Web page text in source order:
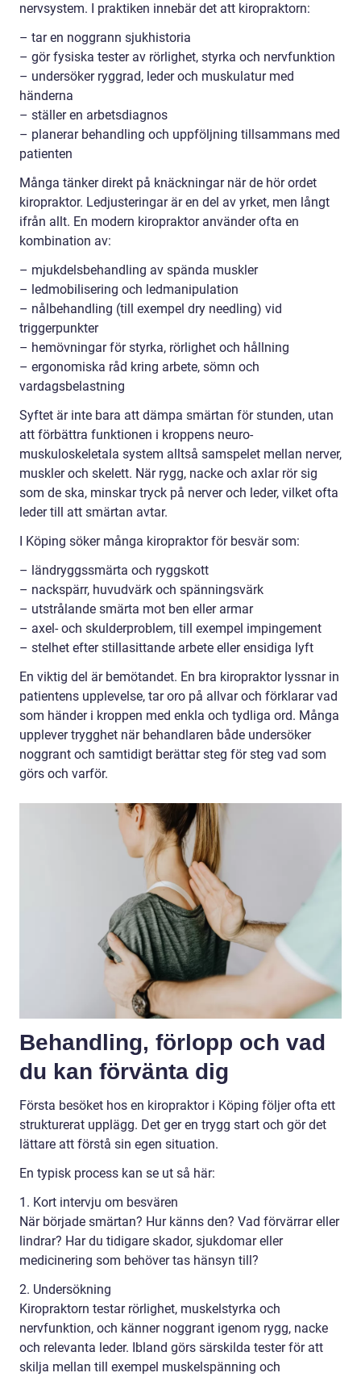
nervsystem. I praktiken innebär det att kiropraktorn:
– tar en noggrann sjukhistoria
– gör fysiska tester av rörlighet, styrka och nervfunktion
– undersöker ryggrad, leder och muskulatur med
händerna
– ställer en arbetsdiagnos
– planerar behandling och uppföljning tillsammans med
patienten
Många tänker direkt på knäckningar när de hör ordet
kiropraktor. Ledjusteringar är en del av yrket, men långt
ifrån allt. En modern kiropraktor använder ofta en
kombination av:
– mjukdelsbehandling av spända muskler
– ledmobilisering och ledmanipulation
– nålbehandling (till exempel dry needling) vid
triggerpunkter
– hemövningar för styrka, rörlighet och hållning
– ergonomiska råd kring arbete, sömn och
vardagsbelastning
Syftet är inte bara att dämpa smärtan för stunden, utan
att förbättra funktionen i kroppens neuro-
muskuloskeletala system alltså samspelet mellan nerver,
muskler och skelett. När rygg, nacke och axlar rör sig
som de ska, minskar tryck på nerver och leder, vilket ofta
leder till att smärtan avtar.
I Köping söker många kiropraktor för besvär som:
– ländryggssmärta och ryggskott
– nackspärr, huvudvärk och spänningsvärk
– utstrålande smärta mot ben eller armar
– axel- och skulderproblem, till exempel impingement
– stelhet efter stillasittande arbete eller ensidiga lyft
En viktig del är bemötandet. En bra kiropraktor lyssnar in
patientens upplevelse, tar oro på allvar och förklarar vad
som händer i kroppen med enkla och tydliga ord. Många
upplever trygghet när behandlaren både undersöker
noggrant och samtidigt berättar steg för steg vad som
görs och varför.
Behandling, förlopp och vad
du kan förvänta dig
Första besöket hos en kiropraktor i Köping följer ofta ett
strukturerat upplägg. Det ger en trygg start och gör det
lättare att förstå sin egen situation.
En typisk process kan se ut så här:
1. Kort intervju om besvären
När började smärtan? Hur känns den? Vad förvärrar eller
lindrar? Har du tidigare skador, sjukdomar eller
medicinering som behöver tas hänsyn till?
2. Undersökning
Kiropraktorn testar rörlighet, muskelstyrka och
nervfunktion, och känner noggrant igenom rygg, nacke
och relevanta leder. Ibland görs särskilda tester för att
skilja mellan till exempel muskelspänning och